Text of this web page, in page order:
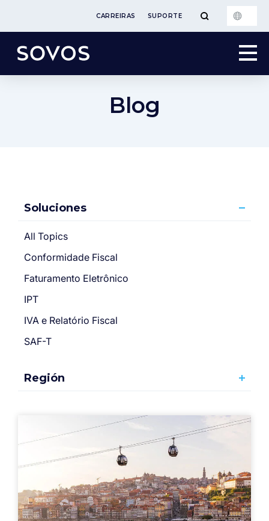
CARREIRAS SUPORTE
Blog
Soluciones
All Topics
Conformidade Fiscal
Faturamento Eletrônico
IPT
IVA e Relatório Fiscal
SAF-T
Región